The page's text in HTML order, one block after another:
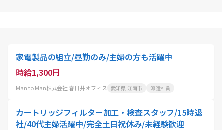
家電製品の組立/昼勤のみ/主婦の方も活躍中
時給1,300円
Man to Man株式会社 春日井オフィス 愛知県 江南市 派遣社員
カートリッジフィルター加工・検査スタッフ/15時退
社/40代主婦活躍中/完全土日祝休み/未経験歓迎